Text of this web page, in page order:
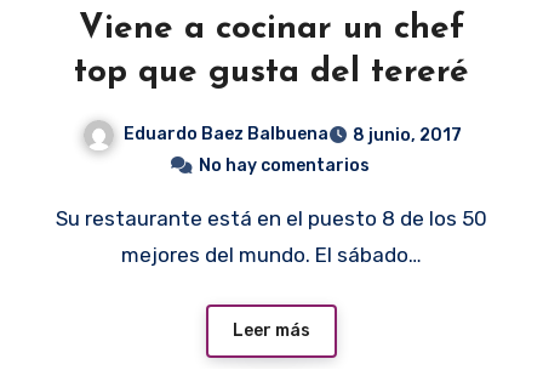
Viene a cocinar un chef
top que gusta del tereré
Eduardo Baez Balbuena
8 junio, 2017
No hay comentarios
Su restaurante está en el puesto 8 de los 50
mejores del mundo. El sábado…
Leer más